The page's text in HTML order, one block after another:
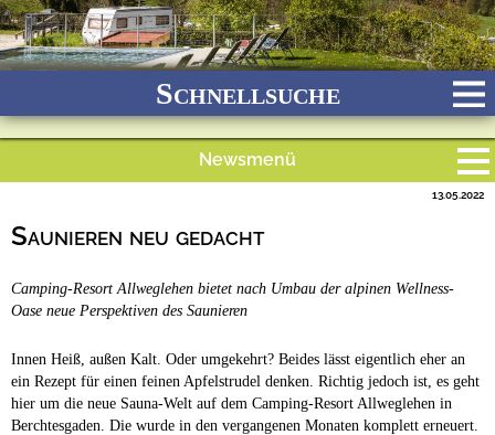
(c) Camping-Resort AllweglehenSchnellsuche
Newsmenü
Campingplätze
Camping & Caravan
Saunieren neu gedacht
13.05.2022
Camping-Resort Allweglehen bietet nach Umbau der alpinen Wellness-
Oase neue Perspektiven des Saunieren
Innen Heiß, außen Kalt. Oder umgekehrt? Beides lässt eigentlich eher an
ein Rezept für einen feinen Apfelstrudel denken. Richtig jedoch ist, es geht
hier um die neue Sauna-Welt auf dem Camping-Resort Allweglehen in
Berchtesgaden. Die wurde in den vergangenen Monaten komplett erneuert.